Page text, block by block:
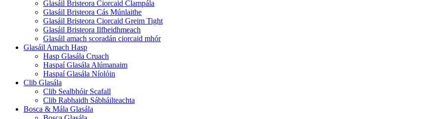
Glasáil Bristeora Ciorcaid Clampála
Glasáil Bristeora Cás Múnlaithe
Glasáil Bristeora Ciorcaid Greim Tight
Glasáil Bristeora Ilfheidhmeach
Glasáil amach scoradán ciorcaid mhór
Glasáil Amach Hasp
Hasp Glasála Cruach
Haspaí Glasála Alúmanaim
Haspaí Glasála Níolóin
Clib Glasála
Clib Sealbhóir Scafall
Clib Rabhaidh Sábháilteachta
Bosca & Mála Glasála